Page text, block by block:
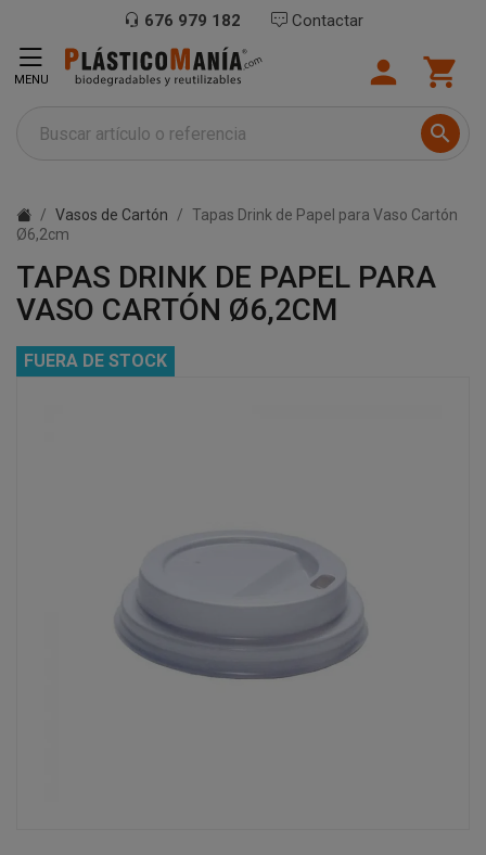
676 979 182 Contactar

 
MENU
Vasos de Cartón
Tapas Drink de Papel para Vaso Cartón
Ø6,2cm
TAPAS DRINK DE PAPEL PARA
VASO CARTÓN Ø6,2CM
FUERA DE STOCK